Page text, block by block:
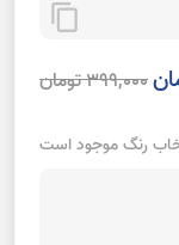
content_copy
399,000 تومان